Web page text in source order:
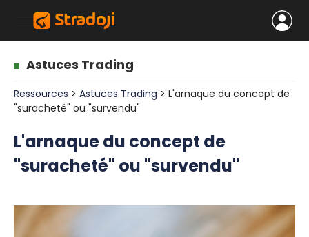
Astuces Trading
Ressources > Astuces Trading > L'arnaque du concept de
"suracheté" ou "survendu"
L'arnaque du concept de
"suracheté" ou "survendu"